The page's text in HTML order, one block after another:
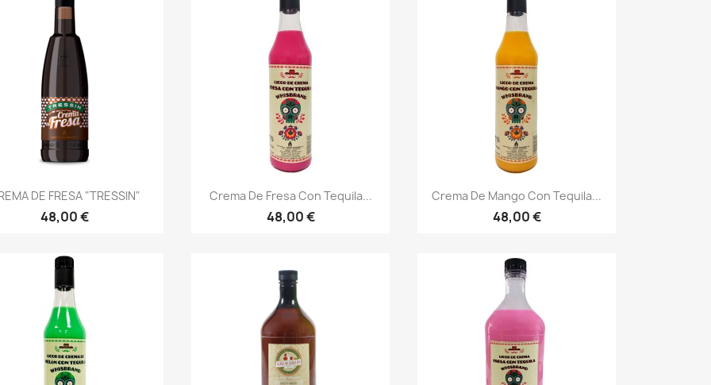
Vista rápida
DE FRESA "TRESSIN"
48,00 €
 Vista rápida
Crema De Fresa Con Tequila...
48,00 €
Vista rápida
Crema De Mango Con Tequila...
48,00 €